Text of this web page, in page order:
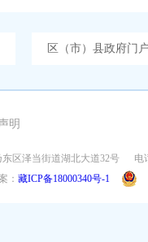
区（市）县政府门
明
区泽当街道湖北大道32号
电
： 藏ICP备18000340号-1